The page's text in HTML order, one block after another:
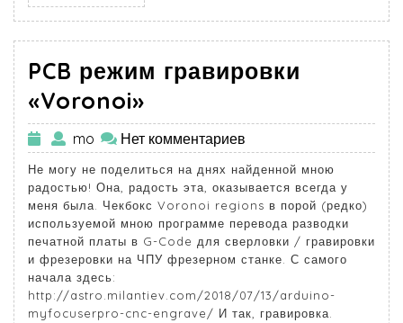
PCB режим гравировки
«Voronoi»
mo Нет комментариев
Не могу не поделиться на днях найденной мною
радостью! Она, радость эта, оказывается всегда у
меня была. Чекбокс Voronoi regions в порой (редко)
используемой мною программе перевода разводки
печатной платы в G-Code для сверловки / гравировки
и фрезеровки на ЧПУ фрезерном станке. С самого
начала здесь:
http://astro.milantiev.com/2018/07/13/arduino-
myfocuserpro-cnc-engrave/ И так, гравировка.